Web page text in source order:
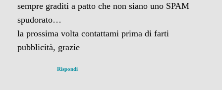
sempre graditi a patto che non siano uno SPAM
spudorato…
la prossima volta contattami prima di farti
pubblicità, grazie
Rispondi